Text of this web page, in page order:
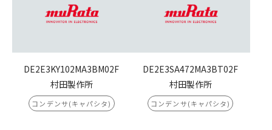
DE2E3KY102MA3BM02F
村田製作所
コンデンサ(キャパシタ)
DE2E3SA472MA3BT02F
村田製作所
コンデンサ(キャパシタ)